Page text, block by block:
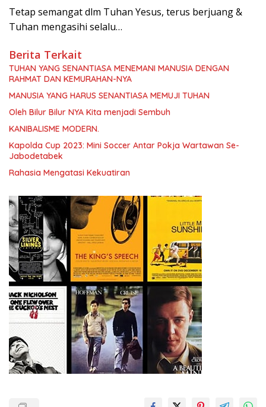
Tetap semangat dlm Tuhan Yesus, terus berjuang &
Tuhan mengasihi selalu…
Berita Terkait
TUHAN YANG SENANTIASA MENEMANI MANUSIA DENGAN
RAHMAT DAN KEMURAHAN-NYA
MANUSIA YANG HARUS SENANTIASA MEMUJI TUHAN
Oleh Bilur Bilur NYA Kita menjadi Sembuh
KANIBALISME MODERN.
Kapolda Cup 2023: Mini Soccer Antar Pokja Wartawan Se-
Jabodetabek
Rahasia Mengatasi Kekuatiran